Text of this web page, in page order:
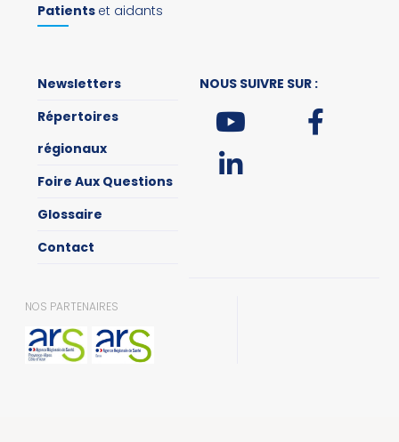
Patients et aidants
Newsletters
Répertoires
régionaux
Foire Aux Questions
Glossaire
Contact
NOUS SUIVRE SUR :
NOS PARTENAIRES